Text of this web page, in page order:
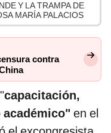
Y LA TRAMPA DE
MARÍA PALACIOS
contra
capacitación,
en el